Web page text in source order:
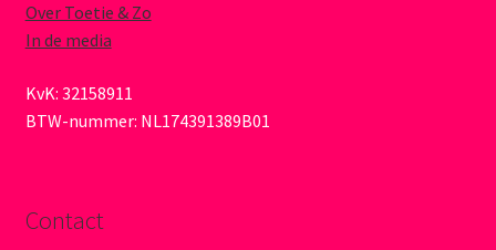
Over Toetie & Zo
In de media
KvK: 32158911
BTW-nummer: NL174391389B01
Contact